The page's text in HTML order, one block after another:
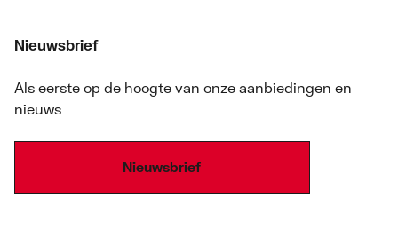
Nieuwsbrief
Als eerste op de hoogte van onze aanbiedingen en
nieuws
Nieuwsbrief